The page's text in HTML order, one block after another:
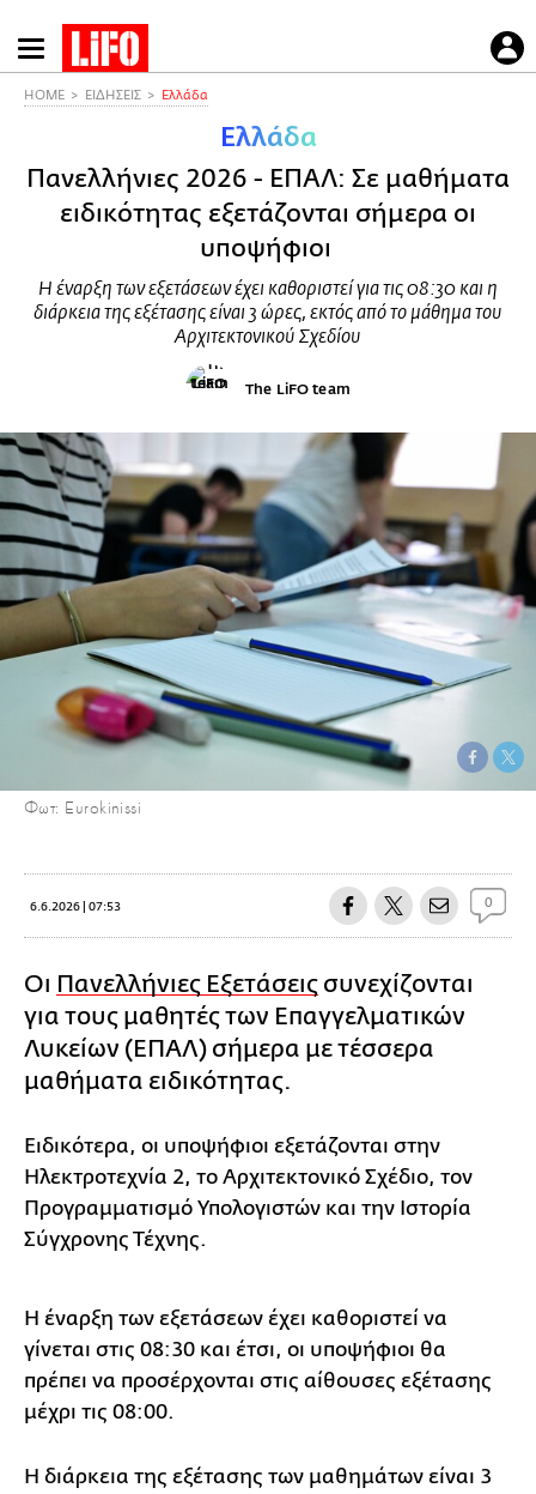
Παράκαμψη
προς
HOME ΕΙΔΗΣΕΙΣ Ελλάδα
Ελλάδα
Πανελλήνιες 2026 - ΕΠΑΛ: Σε μαθήματα
ειδικότητας εξετάζονται σήμερα οι
υποψήφιοι
Η έναρξη των εξετάσεων έχει καθοριστεί για τις 08:30 και η
διάρκεια της εξέτασης είναι 3 ώρες, εκτός από το μάθημα του
Αρχιτεκτονικού Σχεδίου
The LiFO team
Φωτ: Eurokinissi
6.6.2026 | 07:53 0
Οι Πανελλήνιες Εξετάσεις συνεχίζονται
για τους μαθητές των Επαγγελματικών
Λυκείων (ΕΠΑΛ) σήμερα με τέσσερα
μαθήματα ειδικότητας.
Ειδικότερα, οι υποψήφιοι εξετάζονται στην
Ηλεκτροτεχνία 2, το Αρχιτεκτονικό Σχέδιο, τον
Προγραμματισμό Υπολογιστών και την Ιστορία
Σύγχρονης Τέχνης.
Η έναρξη των εξετάσεων έχει καθοριστεί να
γίνεται στις 08:30 και έτσι, οι υποψήφιοι θα
πρέπει να προσέρχονται στις αίθουσες εξέτασης
μέχρι τις 08:00.
Η διάρκεια της εξέτασης των μαθημάτων είναι 3